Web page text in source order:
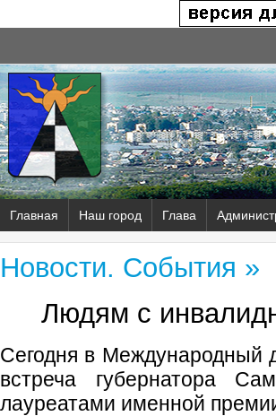
Главная Наш город Глава
Новости. События »
Людям с
Сегодня в Международный
встреча губернатора
лауреатами именной